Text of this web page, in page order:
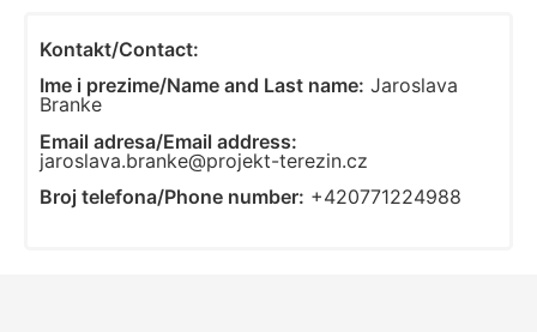
Kontakt/Contact:
Ime i prezime/Name and Last name: Jaroslava
Branke
Email adresa/Email address:
jaroslava.branke@projekt-terezin.cz
Broj telefona/Phone number: +420771224988